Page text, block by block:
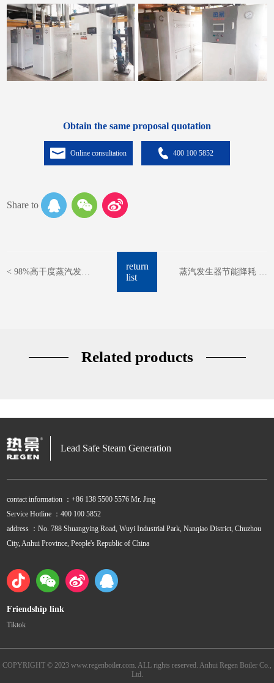
Obtain the same proposal quotation
Online consultation 400 100 5852
Share to
< 98%高干度蒸汽发生
return
list
蒸汽发生器节能降耗 用
Related products
Lead Safe Steam Generation
contact information ：+86 138 5500 5576 Mr. Jing
Service Hotline ：400 100 5852
address ：No. 788 Shuangying Road, Wuyi Industrial Park, Nanqiao District, Chuzhou
City, Anhui Province, People's Republic of China
Friendship link
Tiktok
COPYRIGHT © 2023 www.regenboiler.com. ALL rights reserved. Anhui Regen Boiler Co.,
Ltd.